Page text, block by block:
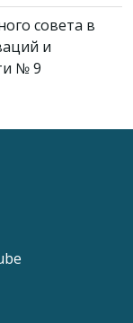
совета в
и
№ 9